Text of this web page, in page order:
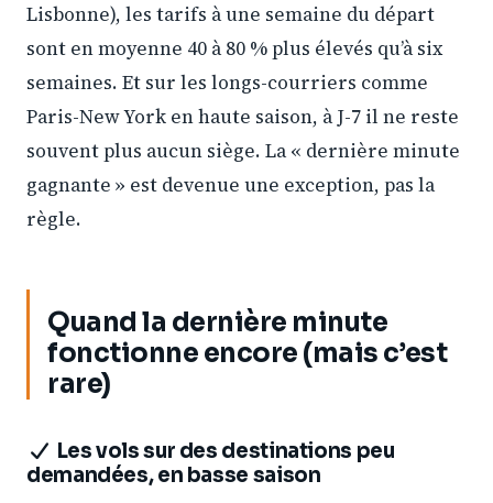
Lisbonne), les tarifs à une semaine du départ
sont en moyenne 40 à 80 % plus élevés qu’à six
semaines. Et sur les longs-courriers comme
Paris-New York en haute saison, à J-7 il ne reste
souvent plus aucun siège. La « dernière minute
gagnante » est devenue une exception, pas la
règle.
Quand la dernière minute
fonctionne encore (mais c’est
rare)
Les vols sur des destinations peu
demandées, en basse saison